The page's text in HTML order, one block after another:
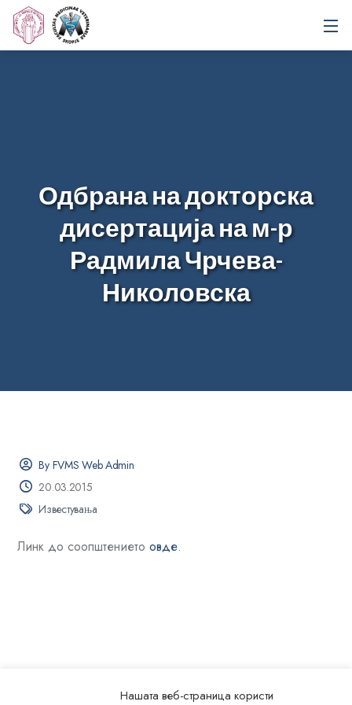
Одбрана на докторска
дисертација на м-р
Радмила Чрчева-
Николовска
By FVMS Web Admin
20.03.2015
Известувања
Линк до соопштението овде.
Нашата веб-страница користи